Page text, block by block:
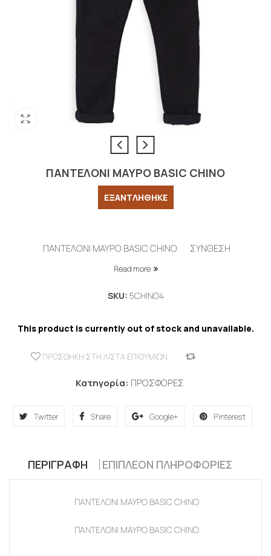
ΠΑΝΤΕΛΟΝΙ ΜΑΥΡΟ BASIC CHINO
ΕΞΑΝΤΛΗΘΗΚΕ
ΠΑΝΤΕΛΟΝΙ ΜΑΥΡΟ BASIC CHINO ΣΥΝΘΕΣΗ
Read more
SKU: 5CHINO4
This product is currently out of stock and unavailable.
ΠΡΟΣΘΉΚΗ ΣΤΗ ΛΊΣΤΑ ΕΠΙΘΥΜΙΏΝ
Κατηγορία: ΠΡΟΣΦΟΡΕΣ
Twitter Share Google+ Pinterest
ΠΕΡΙΓΡΑΦΉ ΕΠΙΠΛΈΟΝ ΠΛΗΡΟΦΟΡΊΕΣ
ΠΑΝΤΕΛΟΝΙ ΜΑΥΡΟ BASIC CHINO
ΠΑΝΤΕΛΟΝΙ ΜΑΥΡΟ BASIC CHINO